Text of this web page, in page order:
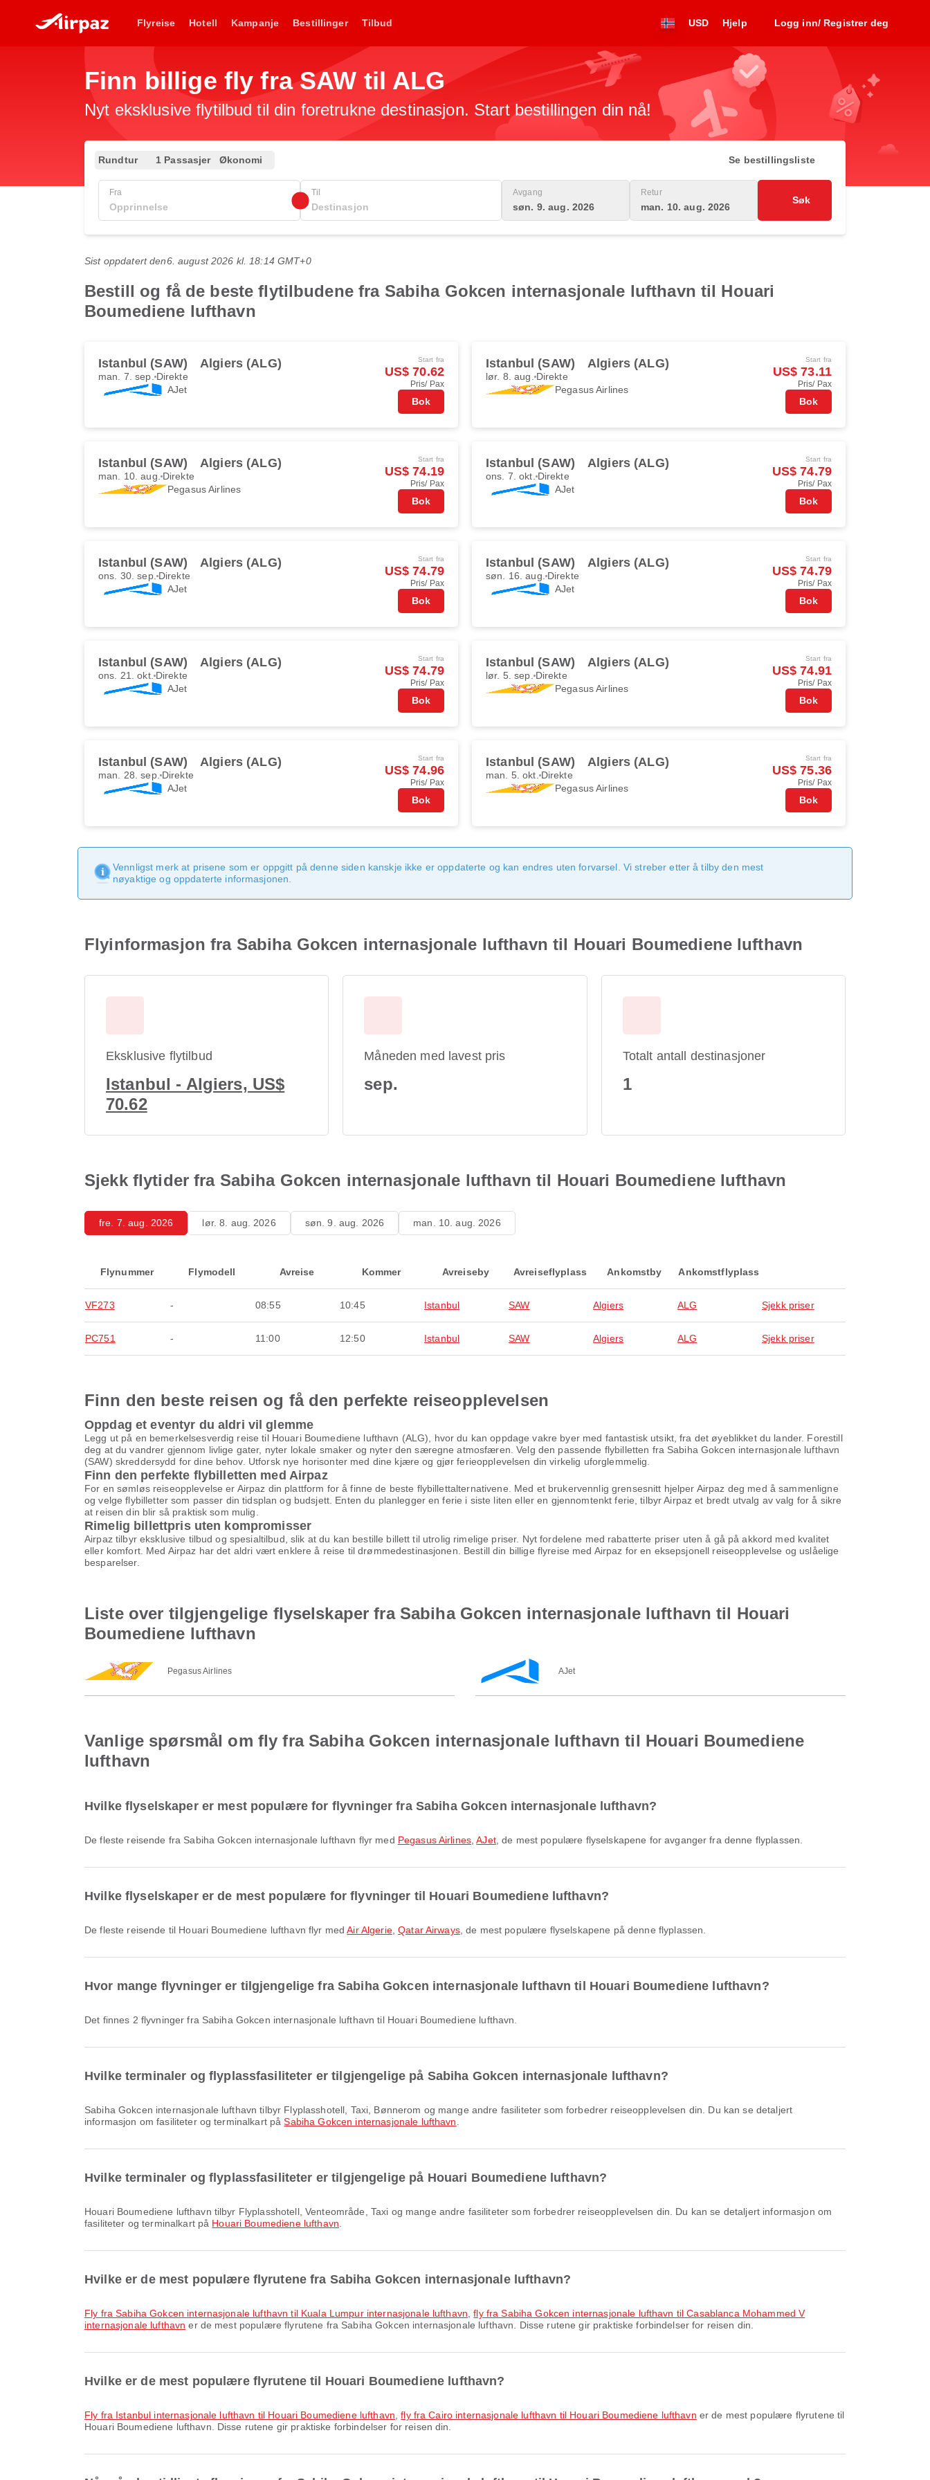
Flyreise Hotell Kampanje Bestillinger Tilbud USD Hjelp Logg inn/ Registrer deg
Finn billige fly fra SAW til ALG
Nyt eksklusive flytilbud til din foretrukne destinasjon. Start bestillingen din nå!
Rundtur 1 Passasjer Økonomi Se bestillingsliste
Fra Til Avgang
søn. 9. aug. 2026
Retur
man. 10. aug. 2026
Søk
Sist oppdatert den6. august 2026 kl. 18:14 GMT+0
Bestill og få de beste flytilbudene fra Sabiha Gokcen internasjonale lufthavn til Houari
Boumediene lufthavn
Istanbul (SAW) Algiers (ALG)
man. 7. sep. Direkte
AJet
Start fra
US$ 70.62
Pris/ Pax
Bok
Istanbul (SAW) Algiers (ALG)
lør. 8. aug. Direkte
Pegasus Airlines
Start fra
US$ 73.11
Pris/ Pax
Bok
Istanbul (SAW) Algiers (ALG)
man. 10. aug. Direkte
Pegasus Airlines
Start fra
US$ 74.19
Pris/ Pax
Bok
Istanbul (SAW) Algiers (ALG)
ons. 7. okt. Direkte
AJet
Start fra
US$ 74.79
Pris/ Pax
Bok
Istanbul (SAW) Algiers (ALG)
ons. 30. sep. Direkte
AJet
Start fra
US$ 74.79
Pris/ Pax
Bok
Istanbul (SAW) Algiers (ALG)
søn. 16. aug. Direkte
AJet
Start fra
US$ 74.79
Pris/ Pax
Bok
Istanbul (SAW) Algiers (ALG)
ons. 21. okt. Direkte
AJet
Start fra
US$ 74.79
Pris/ Pax
Bok
Istanbul (SAW) Algiers (ALG)
lør. 5. sep. Direkte
Pegasus Airlines
Start fra
US$ 74.91
Pris/ Pax
Bok
Istanbul (SAW) Algiers (ALG)
man. 28. sep. Direkte
AJet
Start fra
US$ 74.96
Pris/ Pax
Bok
Istanbul (SAW) Algiers (ALG)
man. 5. okt. Direkte
Pegasus Airlines
Start fra
US$ 75.36
Pris/ Pax
Bok
Vennligst merk at prisene som er oppgitt på denne siden kanskje ikke er oppdaterte og kan endres uten forvarsel. Vi streber etter å tilby den mest
nøyaktige og oppdaterte informasjonen.
Flyinformasjon fra Sabiha Gokcen internasjonale lufthavn til Houari Boumediene lufthavn
Eksklusive flytilbud
Istanbul - Algiers, US$
70.62
Måneden med lavest pris
sep.
Totalt antall destinasjoner
1
Sjekk flytider fra Sabiha Gokcen internasjonale lufthavn til Houari Boumediene lufthavn
fre. 7. aug. 2026 lør. 8. aug. 2026 søn. 9. aug. 2026 man. 10. aug. 2026
Flynummer Flymodell Avreise Kommer Avreiseby Avreiseflyplass Ankomstby Ankomstflyplass
VF273 - 08:55 10:45 Istanbul SAW Algiers ALG Sjekk priser
PC751 - 11:00 12:50 Istanbul SAW Algiers ALG Sjekk priser
Finn den beste reisen og få den perfekte reiseopplevelsen
Oppdag et eventyr du aldri vil glemme
Legg ut på en bemerkelsesverdig reise til Houari Boumediene lufthavn (ALG), hvor du kan oppdage vakre byer med fantastisk utsikt, fra det øyeblikket du lander. Forestill
deg at du vandrer gjennom livlige gater, nyter lokale smaker og nyter den særegne atmosfæren. Velg den passende flybilletten fra Sabiha Gokcen internasjonale lufthavn
(SAW) skreddersydd for dine behov. Utforsk nye horisonter med dine kjære og gjør ferieopplevelsen din virkelig uforglemmelig.
Finn den perfekte flybilletten med Airpaz
For en sømløs reiseopplevelse er Airpaz din plattform for å finne de beste flybillettalternativene. Med et brukervennlig grensesnitt hjelper Airpaz deg med å sammenligne
og velge flybilletter som passer din tidsplan og budsjett. Enten du planlegger en ferie i siste liten eller en gjennomtenkt ferie, tilbyr Airpaz et bredt utvalg av valg for å sikre
at reisen din blir så praktisk som mulig.
Rimelig billettpris uten kompromisser
Airpaz tilbyr eksklusive tilbud og spesialtilbud, slik at du kan bestille billett til utrolig rimelige priser. Nyt fordelene med rabatterte priser uten å gå på akkord med kvalitet
eller komfort. Med Airpaz har det aldri vært enklere å reise til drømmedestinasjonen. Bestill din billige flyreise med Airpaz for en eksepsjonell reiseopplevelse og uslåelige
besparelser.
Liste over tilgjengelige flyselskaper fra Sabiha Gokcen internasjonale lufthavn til Houari
Boumediene lufthavn
Pegasus Airlines AJet
Vanlige spørsmål om fly fra Sabiha Gokcen internasjonale lufthavn til Houari Boumediene
lufthavn
Hvilke flyselskaper er mest populære for flyvninger fra Sabiha Gokcen internasjonale lufthavn?
De fleste reisende fra Sabiha Gokcen internasjonale lufthavn flyr med Pegasus Airlines ,AJet, de mest populære flyselskapene for avganger fra denne flyplassen.
Hvilke flyselskaper er de mest populære for flyvninger til Houari Boumediene lufthavn?
De fleste reisende til Houari Boumediene lufthavn flyr medAir Algerie,Qatar Airways, de mest populære flyselskapene på denne flyplassen.
Hvor mange flyvninger er tilgjengelige fra Sabiha Gokcen internasjonale lufthavn til Houari Boumediene lufthavn?
Det finnes 2 flyvninger fra Sabiha Gokcen internasjonale lufthavn til Houari Boumediene lufthavn.
Hvilke terminaler og flyplassfasiliteter er tilgjengelige på Sabiha Gokcen internasjonale lufthavn?
Sabiha Gokcen internasjonale lufthavn tilbyr Flyplasshotell, Taxi, Bønnerom og mange andre fasiliteter som forbedrer reiseopplevelsen din. Du kan se detaljert
informasjon om fasiliteter og terminalkart påSabiha Gokcen internasjonale lufthavn
Hvilke terminaler og flyplassfasiliteter er tilgjengelige på Houari Boumediene lufthavn?
Houari Boumediene lufthavn tilbyr Flyplasshotell, Venteområde, Taxi og mange andre fasiliteter som forbedrer reiseopplevelsen din. Du kan se detaljert informasjon om
fasiliteter og terminalkart på Houari Boumediene lufthavn
Hvilke er de mest populære flyrutene fra Sabiha Gokcen internasjonale lufthavn?
fly fra Sabiha Gokcen internasjonale lufthavn til Kuala Lumpur internasjonale lufthavn ,fly fra Sabiha Gokcen internasjonale lufthavn til Casablanca Mohammed V
internasjonale lufthavn er de mest populære flyrutene fra Sabiha Gokcen internasjonale lufthavn. Disse rutene gir praktiske forbindelser for reisen din.
Hvilke er de mest populære flyrutene til Houari Boumediene lufthavn?
fly fra Istanbul internasjonale lufthavn til Houari Boumediene lufthavn ,fly fra Cairo internasjonale lufthavn til Houari Boumediene lufthavn er de mest populære flyrutene til
Houari Boumediene lufthavn. Disse rutene gir praktiske forbindelser for reisen din.